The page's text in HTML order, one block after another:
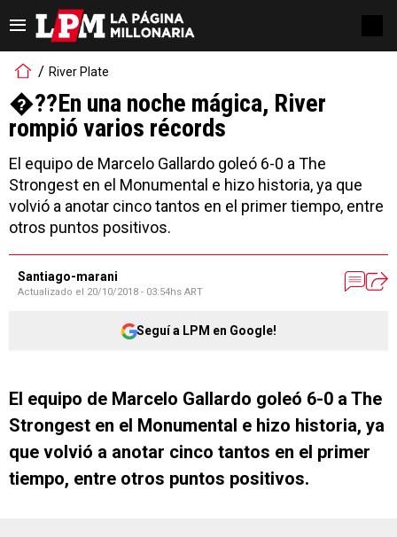
River Plate
�??En una noche mágica, River
rompió varios récords
El equipo de Marcelo Gallardo goleó 6-0 a The
Strongest en el Monumental e hizo historia, ya que
volvió a anotar cinco tantos en el primer tiempo, entre
otros puntos positivos.
Santiago-marani
Actualizado el 20/10/2018 - 03:54hs ART
Seguí a LPM en Google!
El equipo de Marcelo Gallardo goleó 6-0 a The
Strongest en el Monumental e hizo historia, ya
que volvió a anotar cinco tantos en el primer
tiempo, entre otros puntos positivos.